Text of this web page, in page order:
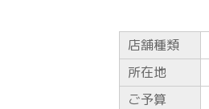
店舗種類
所在地
ご予算